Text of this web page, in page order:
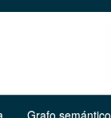
Grafo semántico